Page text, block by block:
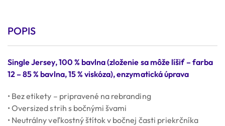
POPIS
Single Jersey, 100 % bavlna (zloženie sa môže líšiť – farba
12 – 85 % bavlna, 15 % viskóza), enzymatická úprava
• Bez etikety – pripravené na rebranding
• Oversized strih s bočnými švami
• Neutrálny veľkostný štítok v bočnej časti priekrčníka